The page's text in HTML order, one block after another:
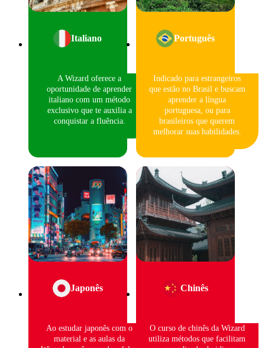
Italiano
A Wizard oferece a
oportunidade de aprender
italiano com um método
exclusivo que te auxilia a
conquistar a fluência.
Português
Indicado para estrangeiros
que estão no Brasil e buscam
aprender a língua
portuguesa, ou para
brasileiros que querem
melhorar suas habilidades.
Japonês
Ao estudar japonês com o
material e as aulas da
Chinês
O curso de chinês da Wizard
utiliza métodos que facilitam